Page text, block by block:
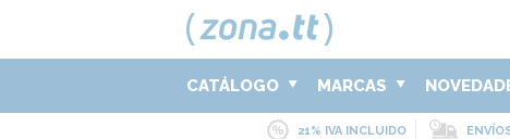
CATÁLOGO MARCAS
21% IVA INCLUIDO